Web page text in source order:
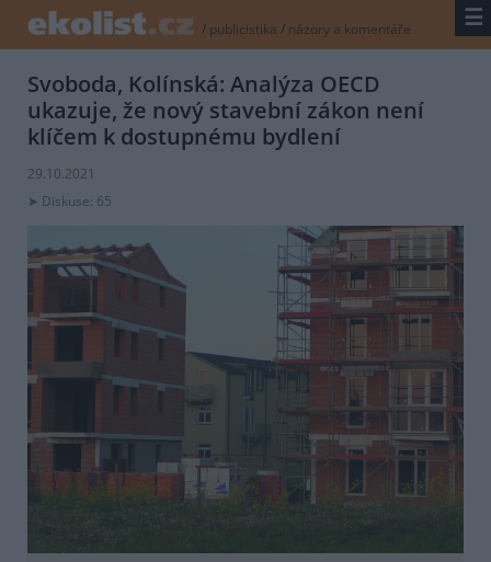
/ publicistika / názory a komentáře ☰
Svoboda, Kolínská: Analýza OECD
ukazuje, že nový stavební zákon není
klíčem k dostupnému bydlení
29.10.2021
Diskuse: 65